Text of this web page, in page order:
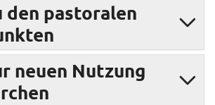
den pastoralen
neuen Nutzung